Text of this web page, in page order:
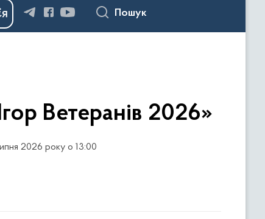
Пошук
Ветеранів 2026»
2026 року о 13:00